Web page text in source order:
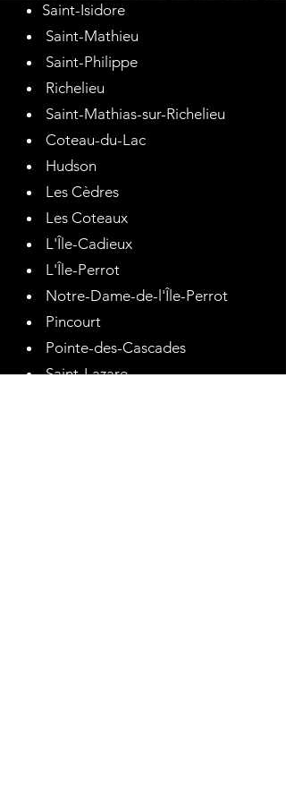
Saint-Isidore
Saint-Mathieu
Saint-Philippe
Richelieu
Saint-Mathias-sur-Richelieu
Coteau-du-Lac
Hudson
Les Cèdres
Les Coteaux
L'Île-Cadieux
L'Île-Perrot
Notre-Dame-de-l'Île-Perrot
Pincourt
Pointe-des-Cascades
Saint-Lazare